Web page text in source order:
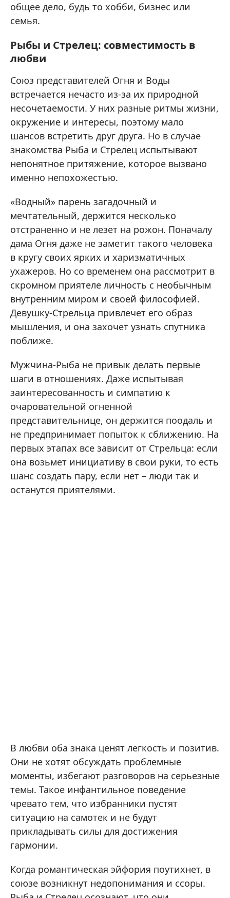
общее дело, будь то хобби, бизнес или
семья.
Рыбы и Стрелец: совместимость в
любви
Союз представителей Огня и Воды
встречается нечасто из-за их природной
несочетаемости. У них разные ритмы жизни,
окружение и интересы, поэтому мало
шансов встретить друг друга. Но в случае
знакомства Рыба и Стрелец испытывают
непонятное притяжение, которое вызвано
именно непохожестью.
«Водный» парень загадочный и
мечтательный, держится несколько
отстраненно и не лезет на рожон. Поначалу
дама Огня даже не заметит такого человека
в кругу своих ярких и харизматичных
ухажеров. Но со временем она рассмотрит в
скромном приятеле личность с необычным
внутренним миром и своей философией.
Девушку-Стрельца привлечет его образ
мышления, и она захочет узнать спутника
поближе.
Мужчина-Рыба не привык делать первые
шаги в отношениях. Даже испытывая
заинтересованность и симпатию к
очаровательной огненной
представительнице, он держится поодаль и
не предпринимает попыток к сближению. На
первых этапах все зависит от Стрельца: если
она возьмет инициативу в свои руки, то есть
шанс создать пару, если нет – люди так и
останутся приятелями.
В любви оба знака ценят легкость и позитив.
Они не хотят обсуждать проблемные
моменты, избегают разговоров на серьезные
темы. Такое инфантильное поведение
чревато тем, что избранники пустят
ситуацию на самотек и не будут
прикладывать силы для достижения
гармонии.
Когда романтическая эйфория поутихнет, в
союзе возникнут недопонимания и ссоры.